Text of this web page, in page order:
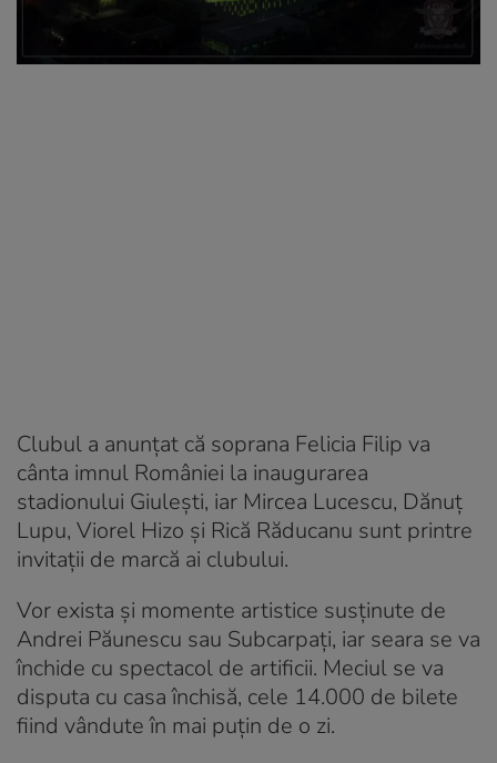
Clubul a anunţat că soprana Felicia Filip va
cânta imnul României la inaugurarea
stadionului Giuleşti, iar Mircea Lucescu, Dănuţ
Lupu, Viorel Hizo şi Rică Răducanu sunt printre
invitaţii de marcă ai clubului.
Vor exista și momente artistice susținute de
Andrei Păunescu sau Subcarpați, iar seara se va
închide cu spectacol de artificii. Meciul se va
disputa cu casa închisă, cele 14.000 de bilete
fiind vândute în mai puțin de o zi.